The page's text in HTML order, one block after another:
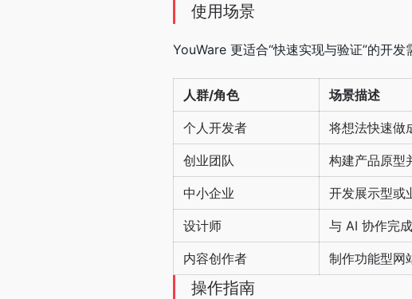
使用场景
YouWare 更适合“快速实现与验证”的开
人群/角色 场景描述
个人开发者 将想法快速做
创业团队 构建产品原型
中小企业 开发展示型或
设计师 与 AI 协作完
内容创作者 制作功能型网
操作指南